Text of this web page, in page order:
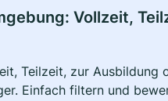
Vollzeit,
Teilzeit, zur Ausbildung
Einfach filtern und